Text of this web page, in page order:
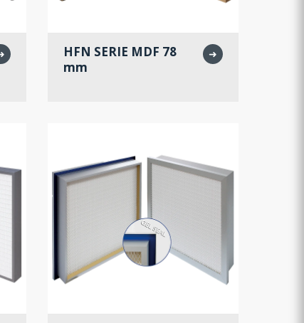
HFN SERIE MDF 78
mm
➜